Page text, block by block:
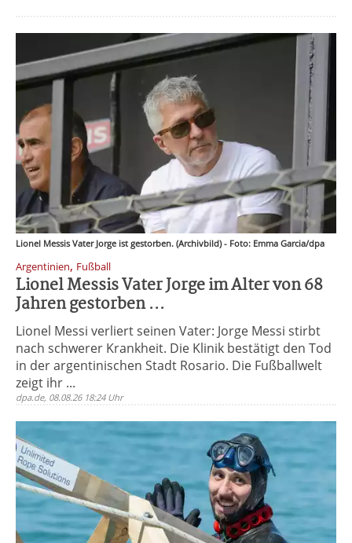
Lionel Messis Vater Jorge ist gestorben. (Archivbild) - Foto: Emma Garcia/dpa
Argentinien, Fußball
Lionel Messis Vater Jorge im Alter von 68
Jahren gestorben ...
Lionel Messi verliert seinen Vater: Jorge Messi stirbt
nach schwerer Krankheit. Die Klinik bestätigt den Tod
in der argentinischen Stadt Rosario. Die Fußballwelt
zeigt ihr ...
dpa.de, 08.08.26 18:24 Uhr